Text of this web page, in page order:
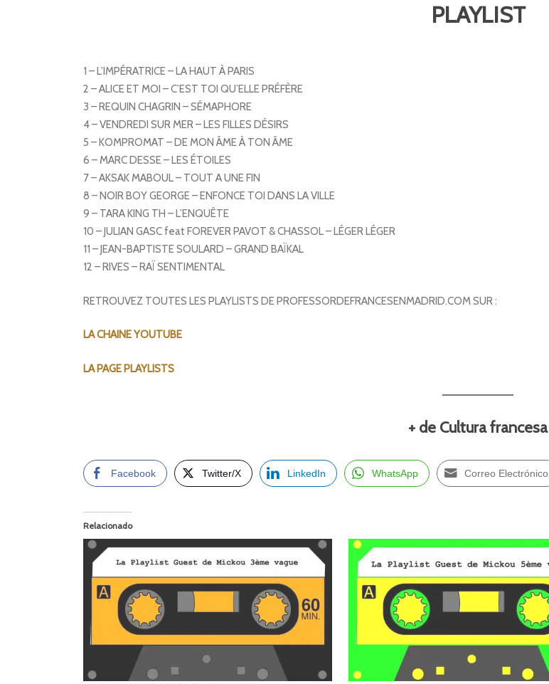
PLAYLIST
1 – L’IMPÉRATRICE – LA HAUT À PARIS
2 – ALICE ET MOI – C’EST TOI QU’ELLE PRÉFÈRE
3 – REQUIN CHAGRIN – SÉMAPHORE
4 – VENDREDI SUR MER – LES FILLES DÉSIRS
5 – KOMPROMAT – DE MON ÂME À TON ÂME
6 – MARC DESSE – LES ÉTOILES
7 – AKSAK MABOUL – TOUT A UNE FIN
8 – NOIR BOY GEORGE – ENFONCE TOI DANS LA VILLE
9 – TARA KING TH – L’ENQUÊTE
10 – JULIAN GASC feat FOREVER PAVOT & CHASSOL – LÉGER LÉGER
11 – JEAN-BAPTISTE SOULARD – GRAND BAÏKAL
12 – RIVES – RAÏ SENTIMENTAL
RETROUVEZ TOUTES LES PLAYLISTS DE PROFESSORDEFRANCESENMADRID.COM SUR :
LA CHAINE YOUTUBE
LA PAGE PLAYLISTS
+ de Cultura francesa
Facebook Twitter/X LinkedIn WhatsApp Correo Electrónico
Relacionado